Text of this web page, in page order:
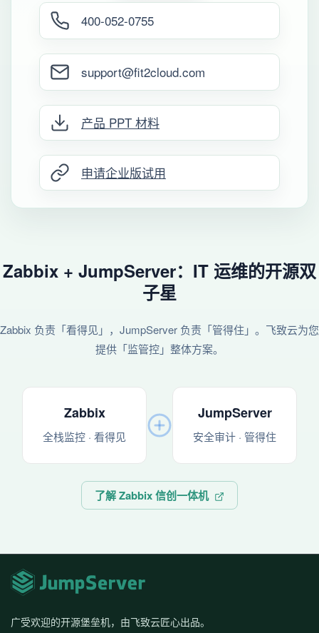
400-052-0755
support@fit2cloud.com
产品 PPT 材料
申请企业版试用
Zabbix + JumpServer：IT 运维的开源双
子星
Zabbix 负责「看得见」，JumpServer 负责「管得住」。飞致云为您
提供「监管控」整体方案。
Zabbix
全栈监控 · 看得见
JumpServer
安全审计 · 管得住
了解 Zabbix 信创一体机
广受欢迎的开源堡垒机，由飞致云匠心出品。